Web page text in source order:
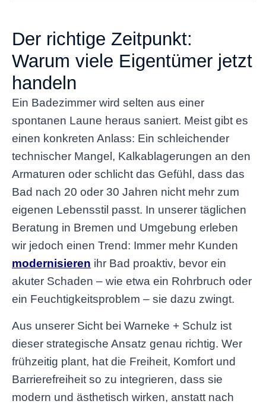
Der richtige Zeitpunkt:
Warum viele Eigentümer jetzt
handeln
Ein Badezimmer wird selten aus einer
spontanen Laune heraus saniert. Meist gibt es
einen konkreten Anlass: Ein schleichender
technischer Mangel, Kalkablagerungen an den
Armaturen oder schlicht das Gefühl, dass das
Bad nach 20 oder 30 Jahren nicht mehr zum
eigenen Lebensstil passt. In unserer täglichen
Beratung in Bremen und Umgebung erleben
wir jedoch einen Trend: Immer mehr Kunden
modernisieren ihr Bad proaktiv, bevor ein
akuter Schaden – wie etwa ein Rohrbruch oder
ein Feuchtigkeitsproblem – sie dazu zwingt.
Aus unserer Sicht bei Warneke + Schulz ist
dieser strategische Ansatz genau richtig. Wer
frühzeitig plant, hat die Freiheit, Komfort und
Barrierefreiheit so zu integrieren, dass sie
modern und ästhetisch wirken, anstatt nach